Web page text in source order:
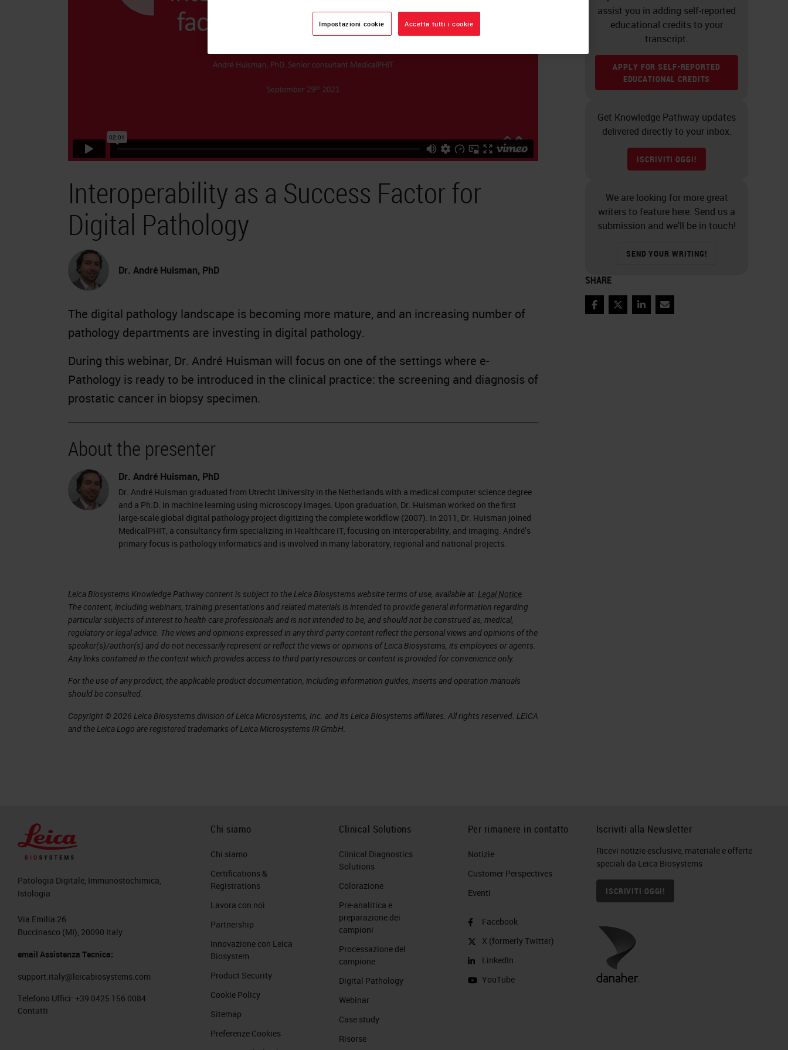
Interoperability as a Success Factor for
Digital Pathology
Dr. André Huisman, PhD
The digital pathology landscape is becoming more mature, and an increasing number of
pathology departments are investing in digital pathology.
During this webinar, Dr. André Huisman will focus on one of the settings where e-
Pathology is ready to be introduced in the clinical practice: the screening and diagnosis of
prostatic cancer in biopsy specimen.
About the presenter
Dr. André Huisman, PhD
Dr. André Huisman graduated from Utrecht University in the Netherlands with a medical computer science degree
and a Ph.D. in machine learning using microscopy images. Upon graduation, Dr. Huisman worked on the first
large-scale global digital pathology project digitizing the complete workflow (2007). In 2011, Dr. Huisman joined
MedicalPHIT, a consultancy firm specializing in Healthcare IT, focusing on interoperability, and imaging. André’s
primary focus is pathology informatics and is involved in many laboratory, regional and national projects.
Leica Biosystems Knowledge Pathway content is subject to the Leica Biosystems website terms of use, available at: Legal Notice
The content, including webinars, training presentations and related materials is intended to provide general information regarding
particular subjects of interest to health care professionals and is not intended to be, and should not be construed as, medical,
regulatory or legal advice. The views and opinions expressed in any third-party content reflect the personal views and opinions of the
speaker(s)/author(s) and do not necessarily represent or reflect the views or opinions of Leica Biosystems, its employees or agents.
Any links contained in the content which provides access to third party resources or content is provided for convenience only.
For the use of any product, the applicable product documentation, including information guides, inserts and operation manuals
should be consulted.
Copyright © 2026 Leica Biosystems division of Leica Microsystems, Inc. and its Leica Biosystems affiliates. All rights reserved. LEICA
and the Leica Logo are registered trademarks of Leica Microsystems IR GmbH.
assist you in adding self-reported
educational credits to your
transcript.
APPLY FOR SELF-REPORTED
EDUCATIONAL CREDITS
Get Knowledge Pathway updates
delivered directly to your inbox.
ISCRIVITI OGGI!
We are looking for more great
writers to feature here. Send us a
submission and we’ll be in touch!
SEND YOUR WRITING!
SHARE
FacebookTwitterLinkedInEmail
Patologia Digitale, Immunostochimica,
Istologia
Via Emilia 26
Buccinasco (MI), 20090 Italy
email Assistenza Tecnica:
support.italy@leicabiosystems.com
Telefono Uffici: +39 0425 156 0084
Contatti
Chi siamo
Chi siamo
Certifications &
Registrations
Lavora con noi
Partnership
Innovazione con Leica
Biosystem
Product Security
Cookie Policy
Sitemap
Preferenze Cookies
Clinical Solutions
Clinical Diagnostics
Solutions
Colorazione
Pre-analitica e
preparazione dei
campioni
Processazione del
campione
Digital Pathology
Webinar
Case study
Risorse
Per rimanere in contatto
Notizie
Customer Perspectives​
Eventi
Facebook
X (formerly Twitter)
LinkedIn
YouTube
Iscriviti alla Newsletter
Ricevi notizie esclusive, materiale e offerte
speciali da Leica Biosystems
ISCRIVITI OGGI!
Impostazioni cookie Accetta tutti i cookie